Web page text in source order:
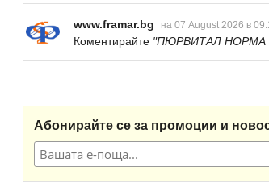
www.framar.bg на 07 August 2026 в
Коментирайте "ПЮРВИТАЛ НОРМА
Абонирайте се за промоции и